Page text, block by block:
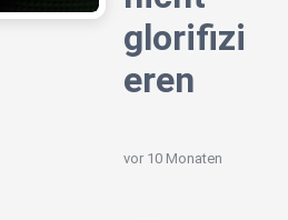
glorifizi
eren
vor 10 Monaten